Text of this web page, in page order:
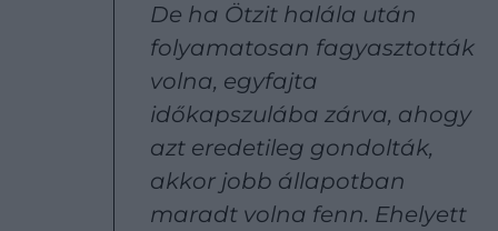
De ha Ötzit halála után
folyamatosan fagyasztották
volna, egyfajta
időkapszulába zárva, ahogy
azt eredetileg gondolták,
akkor jobb állapotban
maradt volna fenn. Ehelyett